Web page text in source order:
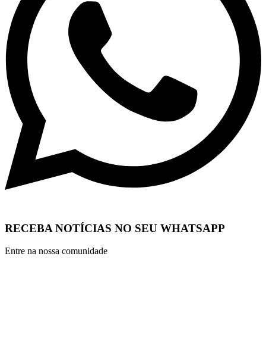
RECEBA NOTÍCIAS NO SEU WHATSAPP
Entre na nossa comunidade